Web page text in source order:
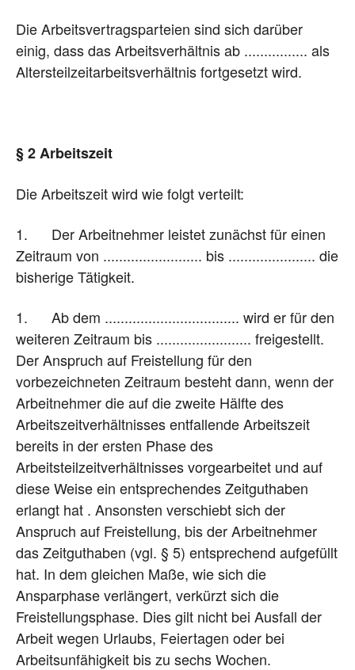
Die Arbeitsvertragsparteien sind sich darüber
einig, dass das Arbeitsverhältnis ab ................ als
Altersteilzeitarbeitsverhältnis fortgesetzt wird.
§ 2 Arbeitszeit
Die Arbeitszeit wird wie folgt verteilt:
1. Der Arbeitnehmer leistet zunächst für einen
Zeitraum von ......................... bis ...................... die
bisherige Tätigkeit.
1. Ab dem .................................. wird er für den
weiteren Zeitraum bis ........................ freigestellt.
Der Anspruch auf Freistellung für den
vorbezeichneten Zeitraum besteht dann, wenn der
Arbeitnehmer die auf die zweite Hälfte des
Arbeitszeitverhältnisses entfallende Arbeitszeit
bereits in der ersten Phase des
Arbeitsteilzeitverhältnisses vorgearbeitet und auf
diese Weise ein entsprechendes Zeitguthaben
erlangt hat . Ansonsten verschiebt sich der
Anspruch auf Freistellung, bis der Arbeitnehmer
das Zeitguthaben (vgl. § 5) entsprechend aufgefüllt
hat. In dem gleichen Maße, wie sich die
Ansparphase verlängert, verkürzt sich die
Freistellungsphase. Dies gilt nicht bei Ausfall der
Arbeit wegen Urlaubs, Feiertagen oder bei
Arbeitsunfähigkeit bis zu sechs Wochen.